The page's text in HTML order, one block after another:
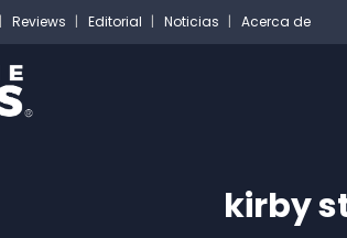
Reviews Editorial Noticias Acerca de
kirby